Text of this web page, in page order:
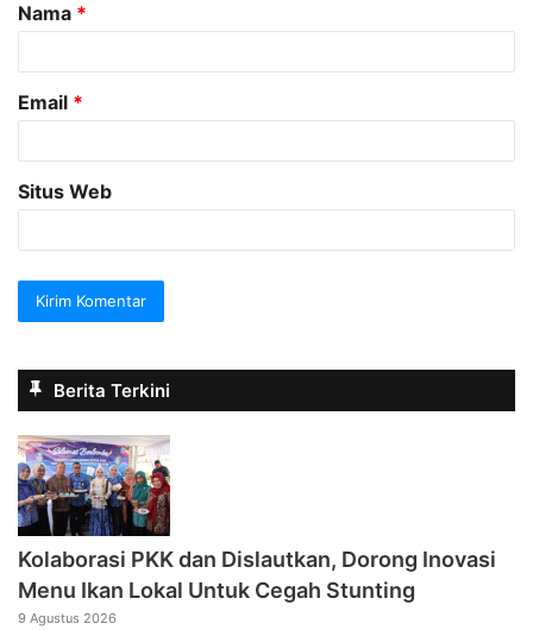
r
Nama *
Email *
Situs Web
Berita Terkini
Kolaborasi PKK dan Dislautkan, Dorong Inovasi
Menu Ikan Lokal Untuk Cegah Stunting
9 Agustus 2026